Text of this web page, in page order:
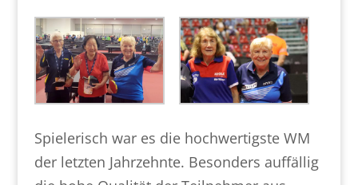
Spielerisch war es die hochwertigste WM
der letzten Jahrzehnte. Besonders auffällig